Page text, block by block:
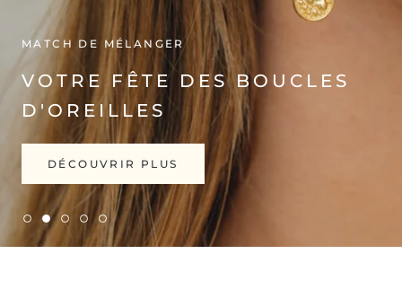
MATCH DE MÉLANGER
VOTRE FÊTE DES BOUCLES
D'OREILLES
DÉCOUVRIR PLUS